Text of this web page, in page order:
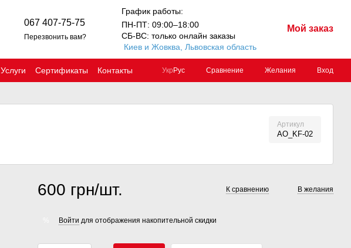
067 407-75-75
Перезвонить вам?
График работы:
ПН-ПТ: 09:00–18:00
СБ-ВС: только онлайн заказы
Киев и Жовква, Львовская область
Мой заказ
Услуги Сертификаты Контакты Укр Рус Сравнение Желания Вход
Артикул
AO_KF-02
600 грн/шт. К сравнению В желания
Войти для отображения накопительной скидки